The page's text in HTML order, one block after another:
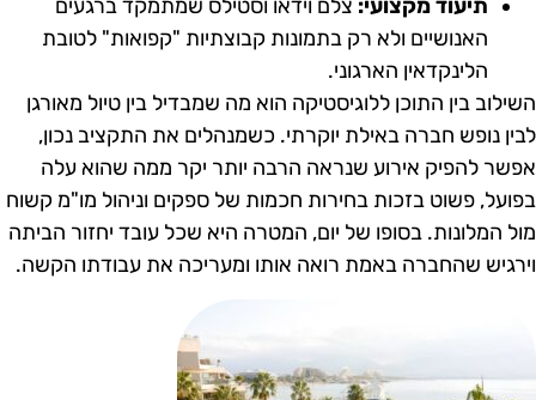
תיעוד מקצועי:צלם וידאו וסטילס שמתמקד ברגעים
האנושיים ולא רק בתמונות קבוצתיות "קפואות" לטובת
הלינקדאין הארגוני.
בין התוכן ללוגיסטיקה הוא מה שמבדיל בין טיול מאורגן
נופש חברה באילת יוקרתי. כשמנהלים את התקציב נכון,
להפיק אירוע שנראה הרבה יותר יקר ממה שהוא עלה
פשוט בזכות בחירות חכמות של ספקים וניהול מו"מ קשוח
המלונות. בסופו של יום, המטרה היא שכל עובד יחזור הביתה
שהחברה באמת רואה אותו ומעריכה את עבודתו הקשה.